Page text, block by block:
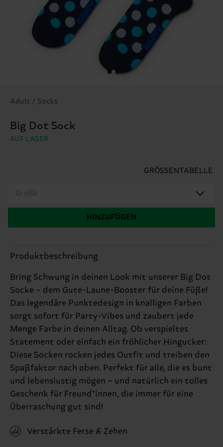
Adult / Socks
Big Dot Sock
AUF LAGER
GRÖSSENTABELLE
Größe
HINZUFÜGEN
Produktbeschreibung
Bring Schwung in deinen Look mit unserer Big Dot
Socke – dem Gute-Laune-Booster für deine Füße!
Das legendäre Punktedesign in knalligen Farben
sorgt sofort für Party-Vibes und zaubert jede
Menge Farbe in deinen Alltag. Ob verspieltes
Statement oder einfach ein fröhlicher Hingucker:
Diese Socken rocken jedes Outfit und treiben den
Spaßfaktor nach oben. Perfekt für alle, die es bunt
und lebenslustig mögen – und natürlich ein tolles
Geschenk für Freund*innen, die immer für eine
Überraschung gut sind!
Verstärkte Ferse & Zehen